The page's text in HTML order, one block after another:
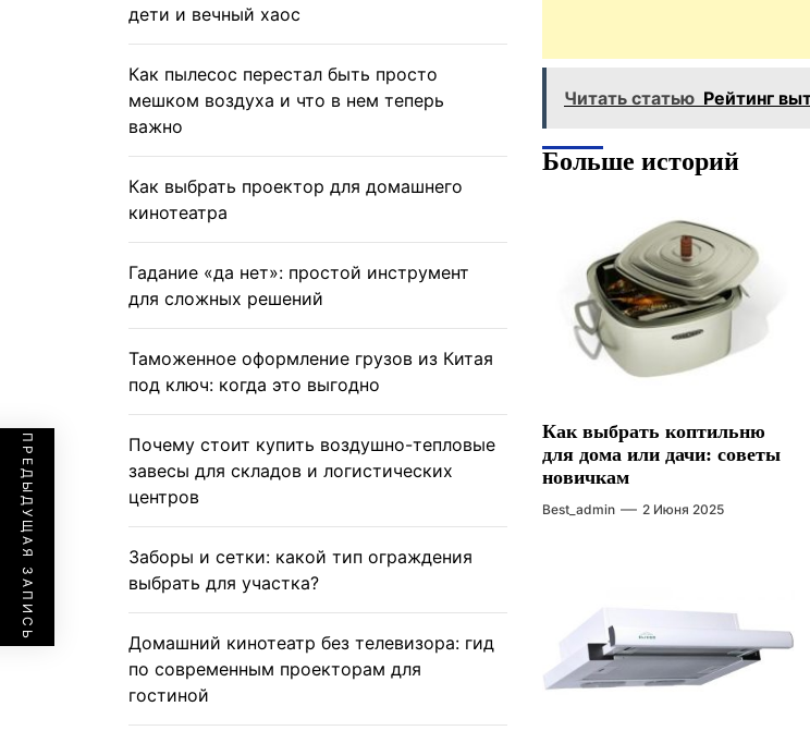
Читать статью Рейтинг
ПРЕДЫДУЩАЯ ЗАПИСЬ
Больше историй
Как выбрать коптильню
для дома или дачи: советы
новичкам
Best_admin 2 Июня 2025
дети и вечный хаос
Как пылесос перестал быть просто
мешком воздуха и что в нем теперь
важно
Как выбрать проектор для домашнего
кинотеатра
Гадание «да нет»: простой инструмент
для сложных решений
Таможенное оформление грузов из Китая
под ключ: когда это выгодно
Почему стоит купить воздушно-тепловые
завесы для складов и логистических
центров
Заборы и сетки: какой тип ограждения
выбрать для участка?
Домашний кинотеатр без телевизора: гид
по современным проекторам для
гостиной